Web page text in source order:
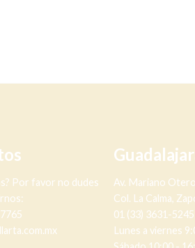
Por favor no dudes
Av. Mariano
Col. La Calma,
01 (33) 3631-5245
Lunes a viernes